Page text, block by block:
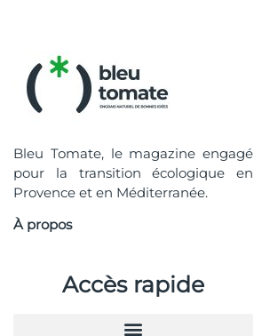
Bleu Tomate, le magazine engagé
pour la transition écologique en
Provence et en Méditerranée.
À propos
Accès rapide